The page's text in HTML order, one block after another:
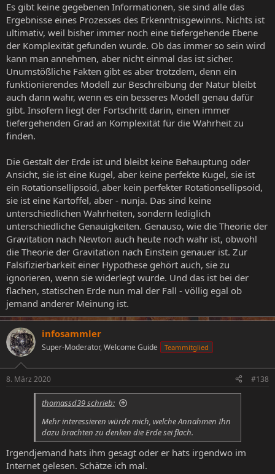
Es gibt keine gegebenen Informationen, sie sind alle das
Ergebnisse eines Prozesses des Erkenntnisgewinns. Nichts ist
ultimativ, weil bisher immer noch eine tiefergehende Ebene
der Komplexität gefunden wurde. Ob das immer so sein wird
kann man annehmen, aber nicht einmal das ist sicher.
Unumstößliche Fakten gibt es aber trotzdem, denn ein
funktionierendes Modell zur Beschreibung der Natur bleibt
auch dann wahr, wenn es ein besseres Modell genau dafür
gibt. Insofern liegt der Fortschritt darin, einen immer
tiefergehenden Grad an Komplexität für die Wahrheit zu
finden.
Die Gestalt der Erde ist und bleibt keine Behauptung oder
Ansicht, sie ist eine Kugel, aber keine perfekte Kugel, sie ist
ein Rotationsellipsoid, aber kein perfekter Rotationsellipsoid,
sie ist eine Kartoffel, aber - nunja. Das sind keine
unterschiedlichen Wahrheiten, sondern lediglich
unterschiedliche Genauigkeiten. Genauso, wie die Theorie der
Gravitation nach Newton auch heute noch wahr ist, obwohl
die Theorie der Gravitation nach Einstein genauer ist. Zur
Falsifizierbarkeit einer Hypothese gehört auch, sie zu
ignorieren, wenn sie widerlegt wurde. Und das ist bei der
flachen, statischen Erde nun mal der Fall - völlig egal ob
jemand anderer Meinung ist.
infosammler
Super-Moderator, Welcome Guide Teammitglied
8. März 2020 #138
thomassd39 schrieb:
Mehr interessieren würde mich, welche Annahmen Ihn
dazu brachten zu denken die Erde sei flach.
Irgendjemand hats ihm gesagt oder er hats irgendwo im
Internet gelesen. Schätze ich mal.